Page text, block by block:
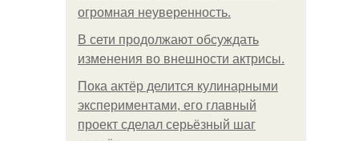
огромная неуверенность.
В сети продолжают обсуждать
изменения во внешности актрисы.
Пока актёр делится кулинарными
экспериментами, его главный
проект сделал серьёзный шаг